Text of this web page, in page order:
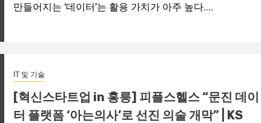
만들어지는 ‘데이터’는 활용 가치가 아주 높다....
IT 및 기술
[혁신스타트업 in 홍릉] 피플스헬스 “문진 데이
터 플랫폼 ‘아는의사’로 선진 의술 개막” | KS